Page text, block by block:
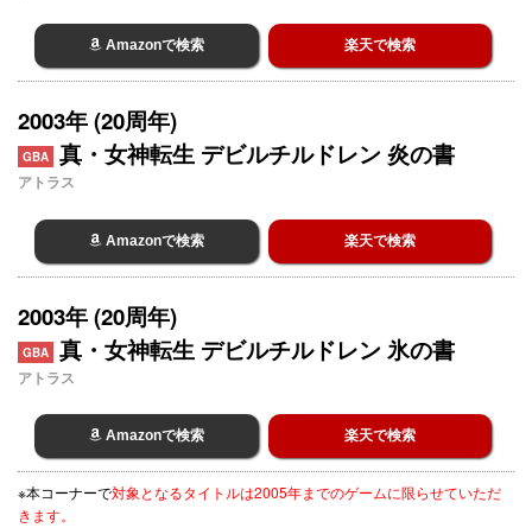
Amazonで検索 楽天で検索
2003年 (20周年)
GBA 真・女神転生 デビルチルドレン 炎の書
アトラス
Amazonで検索 楽天で検索
2003年 (20周年)
GBA 真・女神転生 デビルチルドレン 氷の書
アトラス
Amazonで検索 楽天で検索
※本コーナーで対象となるタイトルは2005年までのゲームに限らせていただ
きます。